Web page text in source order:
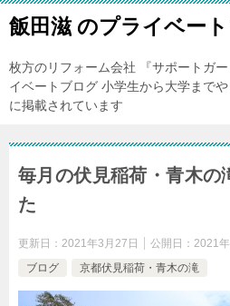
飯田滋 のプライベー
枚方のリフォーム会社 『サポートガ
イベートブログ 小学生から大学まで
に掲載されています
毎月の伏見稲荷・青木の
た
更新日： 2021年3月27日 公開日： 2021
ブログ
京都伏見稲荷・青木の滝